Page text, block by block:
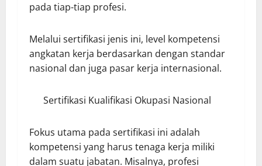
pada tiap-tiap profesi.
Melalui sertifikasi jenis ini, level kompetensi
angkatan kerja berdasarkan dengan standar
nasional dan juga pasar kerja internasional.
Sertifikasi Kualifikasi Okupasi Nasional
Fokus utama pada sertifikasi ini adalah
kompetensi yang harus tenaga kerja miliki
dalam suatu jabatan. Misalnya, profesi